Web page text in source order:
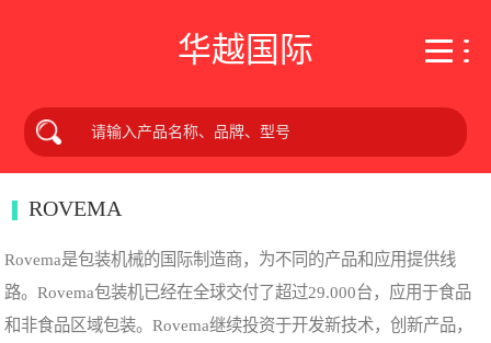
华越国际
ROVEMA
Rovema是包装机械的国际制造商，为不同的产品和应用提供线
路。Rovema包装机已经在全球交付了超过29.000台，应用于食品
和非食品区域包装。Rovema继续投资于开发新技术，创新产品，